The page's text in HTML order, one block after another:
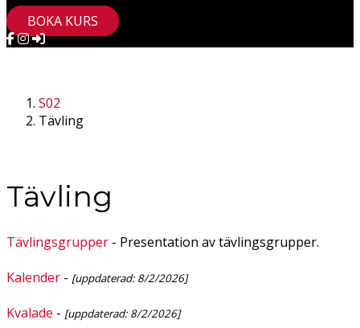
BOKA KURS
S02
Tävling
Tävling
Tävlingsgrupper - Presentation av tävlingsgrupper.
Kalender - [uppdaterad: 8/2/2026]
Kvalade - [uppdaterad: 8/2/2026]